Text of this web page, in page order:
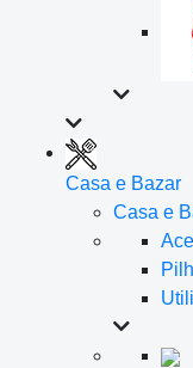
Casa e Bazar
Casa e